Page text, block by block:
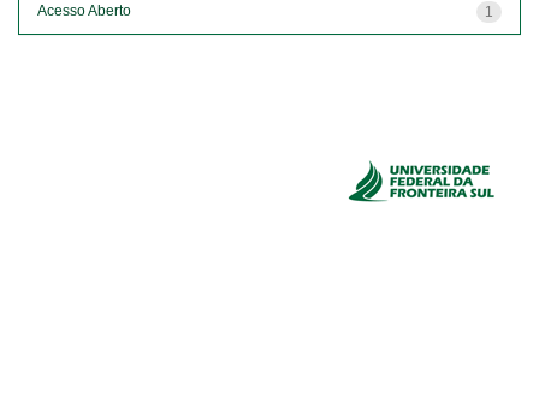
1
Acesso Aberto